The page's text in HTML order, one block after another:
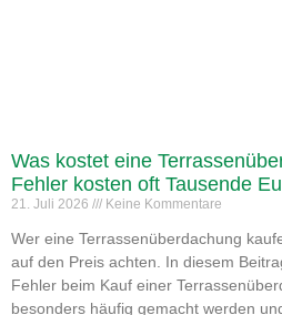
Was kostet eine
Fehler kosten oft Tausende
21. Juli 2026 Keine Kommentare
Wer eine Terrassenüberdachung
auf den Preis achten. In diesem
Fehler beim Kauf einer
besonders häufig gemacht werden